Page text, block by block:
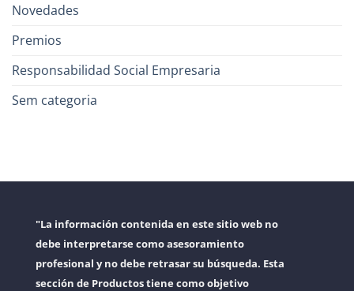
Novedades
Premios
Responsabilidad Social Empresaria
Sem categoria
"La información contenida en este sitio web no
debe interpretarse como asesoramiento
profesional y no debe retrasar su búsqueda. Esta
sección de Productos tiene como objetivo